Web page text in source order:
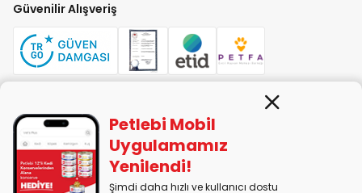
Güvenilir Alışveriş
PETLEBİ EVCİL HAYVAN ÜRÜNLERİ PAZ. SAN. TİC. LTD. ŞTİ. Alaşarköy Mah.
1. Alaşar Cad. No: 9 Osmangazi/Bursa
7290599225 vergi numarasıyla Uludağ Vergi Dairesi'ne bağlıdır.
Petlebi Mobil
Uygulamamız
Yenilendi!
Şimdi daha hızlı ve kullanıcı dostu